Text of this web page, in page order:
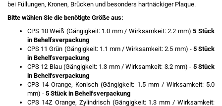
bei Füllungen, Kronen, Brücken und besonders hartnäckiger Plaque.
Bitte wählen Sie die benötigte Größe aus:
CPS 10 Weiß (Gängigkeit: 1.0 mm / Wirksamkeit: 2.2 mm)5 Stück
in Behelfsverpackung
CPS 11 Grün (Gängigkeit: 1.1 mm / Wirksamkeit: 2.5 mm) - 5 Stück
in Behelfsverpackung
CPS 12 Blau (Gängigkeit: 1.3 mm / Wirksamkeit: 3.2 mm) - 5 Stück
in Behelfsverpackung
CPS 14 Orange, Konisch (Gängigkeit: 1.5 mm / Wirksamkeit: 5.0
mm) - 5 Stück in Behelfsverpackung
CPS 14Z Orange, Zylindrisch (Gängigkeit: 1.3 mm / Wirksamkeit: